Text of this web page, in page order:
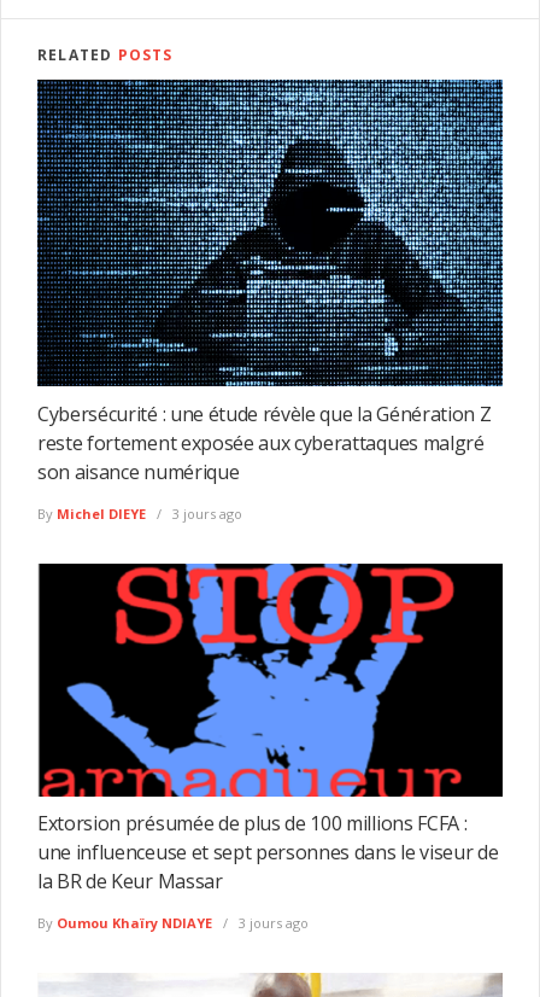
RELATED POSTS
Cybersécurité : une étude révèle que la Génération Z
reste fortement exposée aux cyberattaques malgré
son aisance numérique
By Michel DIEYE 3 jours ago
Extorsion présumée de plus de 100 millions FCFA :
une influenceuse et sept personnes dans le viseur de
la BR de Keur Massar
By Oumou Khaïry NDIAYE 3 jours ago